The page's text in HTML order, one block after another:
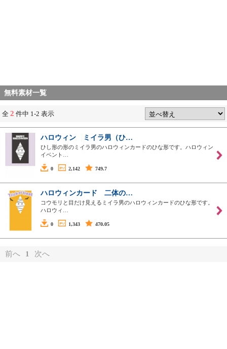
無料素材一覧
全 2 件中 1-2 表示
ハロウィン ミイラ男（ひ…
ひし形の形のミイラ男のハロウィンカードのひな形です。ハロウィン
イベント…
0 2,142 749.7
ハロウィンカード 二体の…
コウモリと目だけ見えるミイラ男のハロウィンカードのひな形です。
ハロウィ…
0 1,343 470.05
前へ 1 次へ